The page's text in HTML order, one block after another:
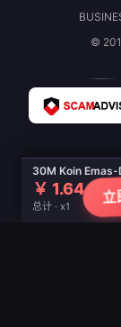
30M Koin Emas-
￥ 1.64
总计 · x1
立
©